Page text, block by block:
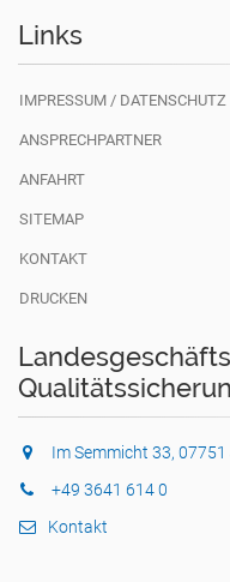
Links
IMPRESSUM / DATENSCHUTZ
ANSPRECHPARTNER
ANFAHRT
SITEMAP
KONTAKT
DRUCKEN
Im Semmicht 33,
+49 3641 614 0
Kontakt